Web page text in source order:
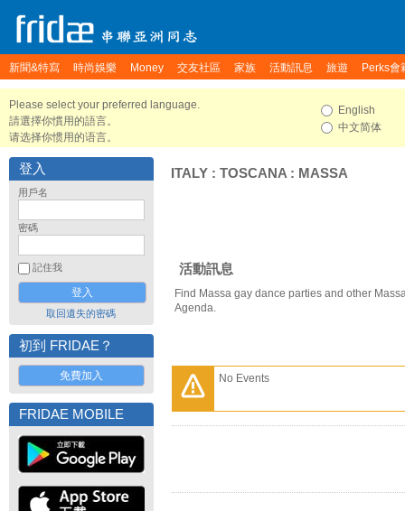
新聞&特寫 時尚娛樂 Money 交友社區 家族 活動訊息 旅遊 Perks會
Please select your preferred language.
請選擇你慣用的語言。
请选择你惯用的语言。
English
中文简体
登入
用戶名
密碼
記住我
取回遺失的密碼
初到 FRIDAE？
免費加入
FRIDAE MOBILE
ITALY : TOSCANA : MASSA
活動訊息
Find Massa gay dance parties and other
Agenda.
No Events